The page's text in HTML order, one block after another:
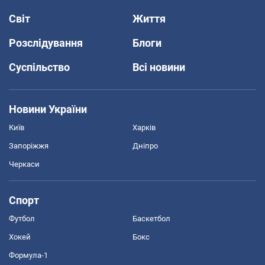
Світ
Життя
Розслідування
Блоги
Суспільство
Всі новини
Новини України
Київ Харків
Запоріжжя Дніпро
Черкаси
Спорт
Футбол Баскетбол
Хокей Бокс
Формула-1